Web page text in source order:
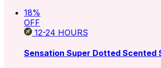
18%
OFF
12-24 HOURS
Sensation Super Dotted Scented